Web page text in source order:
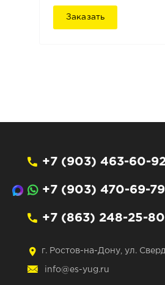
Заказать
+7 (903) 463-60-
+7 (903) 470-69-79
+7 (863) 248-25-80
г. Ростов-на-Дону, ул.
info@es-yug.ru